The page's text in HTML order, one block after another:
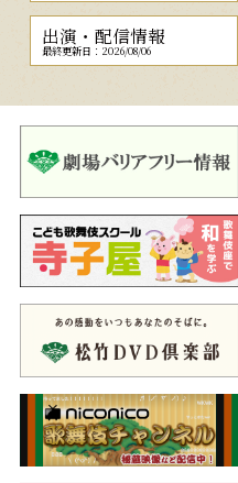
出演・配信情報
最終更新日：2026/08/06